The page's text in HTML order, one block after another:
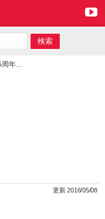
コストコ通ブログ5周年！！！
更新 2016/05/08